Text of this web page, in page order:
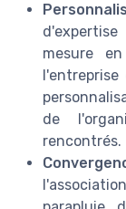
mesure
de
rencontrés.